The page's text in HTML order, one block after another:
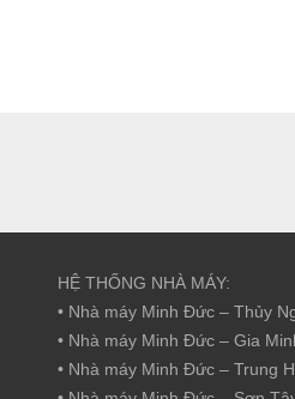
HỆ THỐNG NHÀ MÁY:
• Nhà máy Minh Đức – Thủy
• Nhà máy Minh Đức – Gia
• Nhà máy Minh Đức – Trung